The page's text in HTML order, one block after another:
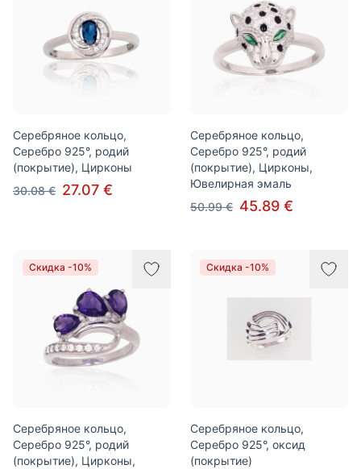
Серебряное кольцо,
Серебро 925°, родий
(покрытие), Цирконы
30.08 € 27.07 €
Серебряное кольцо,
Серебро 925°, родий
(покрытие), Цирконы,
Ювелирная эмаль
50.99 € 45.89 €
Скидка -10%
Серебряное кольцо,
Серебро 925°, родий
(покрытие), Цирконы,
Скидка -10%
Серебряное кольцо,
Серебро 925°, оксид
(покрытие)